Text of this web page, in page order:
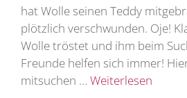
hat Wolle seinen Teddy
plötzlich verschwunden. Oje!
Wolle tröstet und ihm beim
Freunde helfen sich immer!
mitsuchen … Weiterlesen